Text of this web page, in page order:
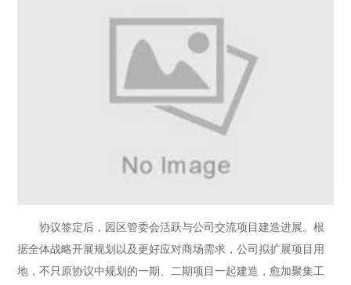
协议签定后，园区管委会活跃与公司交流项目建造进展。根
据全体战略开展规划以及更好应对商场需求，公司拟扩展项目用
地，不只原协议中规划的一期、二期项目一起建造，愈加聚集工